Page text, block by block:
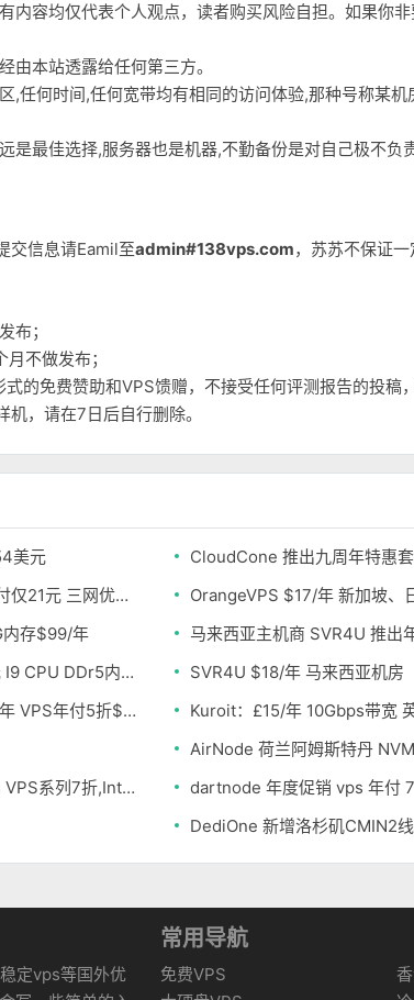
内容均仅代表个人观点，读者购买风险自担。如果你
由本站透露给任何第三方。
,任何时间,任何宽带均有相同的访问体验,那种号称某
是最佳选择,服务器也是机器,不勤备份是对自己极不负
交信息请Eamil至admin#138vps.com，苏苏不保证一
布；
不做发布；
的免费赞助和VPS馈赠，不接受任何评测报告的投稿
，请在7日后自行删除。
美元
CloudCone 推出九周年特惠
LOCVPS 香港VPS限时特惠：7折后月付仅21元 三网优化BGP线路 可选原生IP
OrangeVPS $17/年 新加坡、
存$99/年
DediRock 新上高性能VPS 年付25美元 I9 CPU DDr5内存 纽约机房
SVR4U $18/年 马来西亚机房
HawkHost/老鹰主机 虚拟主机3折$19/年 VPS年付5折$25/年
Kuroit：£15/年 10Gbps带宽
DesiVPS AMD Ryzen系列和Windows VPS系列7折,Intel系列年付11.6美元
dartnode 年度促销 vps 年付
定vps等国外优
常用导航
免费VPS